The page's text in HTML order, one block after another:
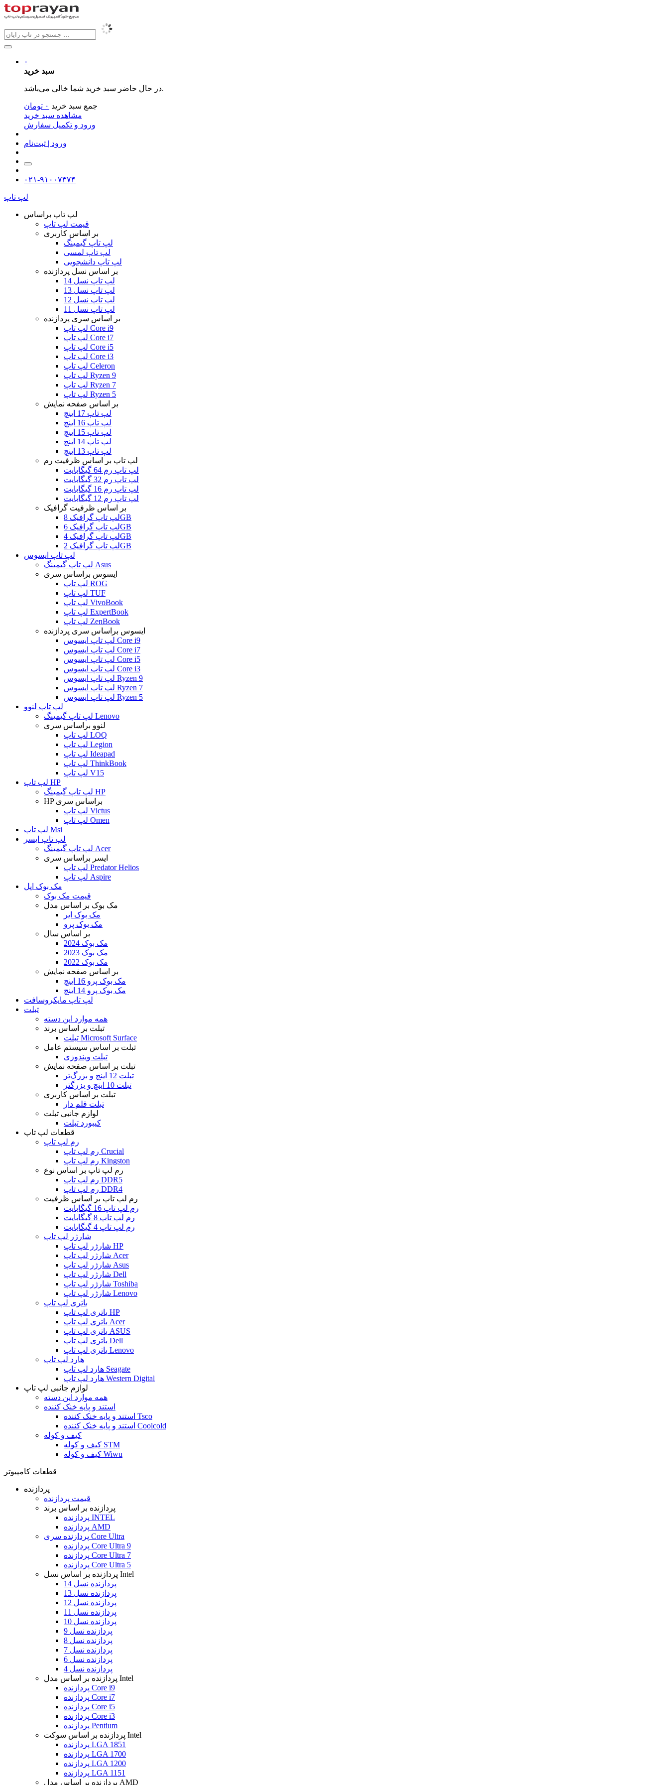
۰
سبد خرید
در حال حاضر سبد خرید شما خالی می‌باشد.
جمع سبد خرید ۰ تومان
مشاهده سبد خرید
ورود و تکمیل سفارش
ورود | ثبت‌نام
۰۲۱-۹۱۰۰۷۳۷۴
لپ تاپ
لپ تاپ براساس
قیمت لپ تاپ
بر اساس کاربری
لپ تاپ گیمینگ
لپ تاپ لمسی
لپ تاپ دانشجویی
بر اساس نسل پردازنده
لپ تاپ نسل 14
لپ تاپ نسل 13
لپ تاپ نسل 12
لپ تاپ نسل 11
بر اساس سری پردازنده
لپ تاپ Core i9
لپ تاپ Core i7
لپ تاپ Core i5
لپ تاپ Core i3
لپ تاپ Celeron
لپ تاپ Ryzen 9
لپ تاپ Ryzen 7
لپ تاپ Ryzen 5
بر اساس صفحه نمایش
لپ تاپ 17 اینچ
لپ تاپ 16 اینچ
لپ تاپ 15 اینچ
لپ تاپ 14 اینچ
لپ تاپ 13 اینچ
لپ تاپ بر اساس ظرفیت رم
لپ تاپ رم 64 گیگابایت
لپ تاپ رم 32 گیگابایت
لپ تاپ رم 16 گیگابایت
لپ تاپ رم 12 گیگابایت
بر اساس ظرفیت گرافیک
لپ تاپ گرافیک 8GB
لپ تاپ گرافیک 6GB
لپ تاپ گرافیک 4GB
لپ تاپ گرافیک 2GB
لپ تاپ ایسوس
لپ تاپ گیمینگ Asus
ایسوس براساس سری
لپ تاپ ROG
لپ تاپ TUF
لپ تاپ VivoBook
لپ تاپ ExpertBook
لپ تاپ ZenBook
ایسوس براساس سری پردازنده
لپ تاپ ایسوس Core i9
لپ تاپ ایسوس Core i7
لپ تاپ ایسوس Core i5
لپ تاپ ایسوس Core i3
لپ تاپ ایسوس Ryzen 9
لپ تاپ ایسوس Ryzen 7
لپ تاپ ایسوس Ryzen 5
لپ تاپ لنوو
لپ تاپ گیمینگ Lenovo
لنوو براساس سری
لپ تاپ LOQ
لپ تاپ Legion
لپ تاپ Ideapad
لپ تاپ ThinkBook
لپ تاپ V15
لپ تاپ HP
لپ تاپ گیمینگ HP
HP براساس سری
لپ تاپ Victus
لپ تاپ Omen
لپ تاپ Msi
لپ تاپ ایسر
لپ تاپ گیمینگ Acer
ایسر براساس سری
لپ تاپ Predator Helios
لپ تاپ Aspire
مک بوک اپل
قیمت مک بوک
مک بوک بر اساس مدل
مک بوک ایر
مک بوک پرو
بر اساس سال
مک بوک 2024
مک بوک 2023
مک بوک 2022
بر اساس صفحه نمایش
مک بوک پرو 16 اینچ
مک بوک پرو 14 اینچ
لپ تاپ مایکروسافت
تبلت
همه موارد این دسته
تبلت بر اساس برند
تبلت Microsoft Surface
تبلت بر اساس سیستم عامل
تبلت ویندوزی
تبلت بر اساس صفحه نمایش
تبلت 12 اینچ و بزرگ‌تر
تبلت 10 اینچ و بزرگتر
تبلت بر اساس کاربری
تبلت قلم دار
لوازم جانبی تبلت
کیبورد تبلت
قطعات لپ تاپ
رم لپ تاپ
رم لپ تاپ Crucial
رم لپ تاپ Kingston
رم لپ تاپ بر اساس نوع
رم لپ تاپ DDR5
رم لپ تاپ DDR4
رم لپ تاپ بر اساس ظرفیت
رم لپ تاپ 16 گیگابایت
رم لپ تاپ 8 گیگابایت
رم لپ تاپ 4 گیگابایت
شارژر لپ تاپ
شارژر لپ تاپ HP
شارژر لپ تاپ Acer
شارژر لپ تاپ Asus
شارژر لپ تاپ Dell
شارژر لپ تاپ Toshiba
شارژر لپ تاپ Lenovo
باتری لپ تاپ
باتری لپ تاپ HP
باتری لپ تاپ Acer
باتری لپ تاپ ASUS
باتری لپ تاپ Dell
باتری لپ تاپ Lenovo
هارد لپ تاپ
هارد لپ تاپ Seagate
هارد لپ تاپ Western Digital
لوازم جانبی لپ تاپ
همه موارد این دسته
استند و پایه خنک کننده
استند و پایه خنک کننده Tsco
استند و پایه خنک کننده Coolcold
کیف و کوله
کیف و کوله STM
کیف و کوله Wiwu
قطعات کامپیوتر
پردازنده
قیمت پردازنده
پردازنده بر اساس برند
پردازنده INTEL
پردازنده AMD
پردازنده سری Core Ultra
پردازنده Core Ultra 9
پردازنده Core Ultra 7
پردازنده Core Ultra 5
پردازنده بر اساس نسل Intel
پردازنده نسل 14
پردازنده نسل 13
پردازنده نسل 12
پردازنده نسل 11
پردازنده نسل 10
پردازنده نسل 9
پردازنده نسل 8
پردازنده نسل 7
پردازنده نسل 6
پردازنده نسل 4
پردازنده بر اساس مدل Intel
پردازنده Core i9
پردازنده Core i7
پردازنده Core i5
پردازنده Core i3
پردازنده Pentium
پردازنده بر اساس سوکت Intel
پردازنده LGA 1851
پردازنده LGA 1700
پردازنده LGA 1200
پردازنده LGA 1151
پردازنده بر اساس مدل AMD